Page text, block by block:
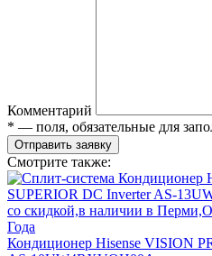
Комментарий
* — поля, обязательные для
Отправить заявку
Смотрите также:
Кондиционер Hisense VISION